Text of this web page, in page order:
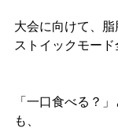
大会に向けて、
ストイックモード
「一口食べる？
も、